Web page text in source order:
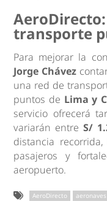
transporte
Para mejorar la
Jorge Chávez
una red de
puntos de Lima y
servicio ofrecerá
variarán entreS/
distancia
pasajeros y
aeropuerto.
AeroDirecto